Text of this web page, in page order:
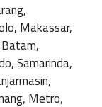
Makassar,
Samarinda,
Metro,